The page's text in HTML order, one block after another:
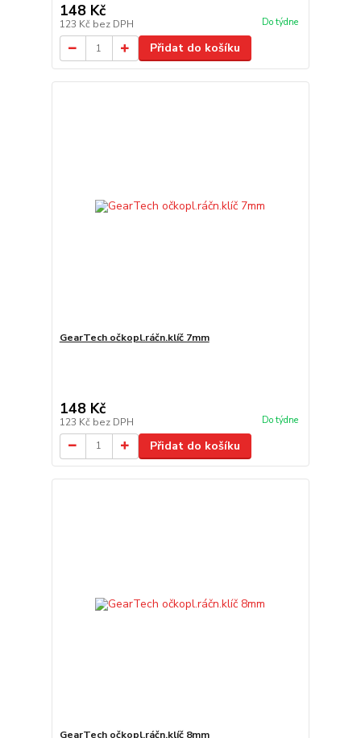
148 Kč
123 Kč bez DPH Do týdne
Přidat do košíku
GearTech očkopl.ráčn.klíč 7mm
148 Kč
123 Kč bez DPH Do týdne
Přidat do košíku
GearTech očkopl.ráčn.klíč 8mm